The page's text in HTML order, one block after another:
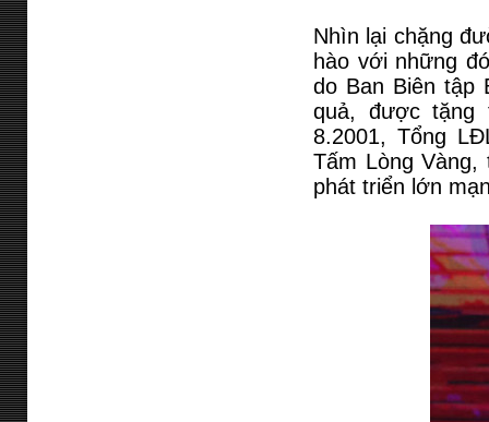
Nhìn lại chặng
hào với những
do Ban Biên tập
quả, được tặng
8.2001, Tổng
Tấm Lòng
phát triển lớn